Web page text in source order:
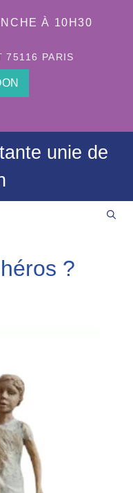
À 10H30
75116 PARIS
unie de
?